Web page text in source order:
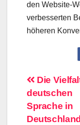
den Website-
verbesserten
höheren
Die
deutschen
Sprache in
Deutschland